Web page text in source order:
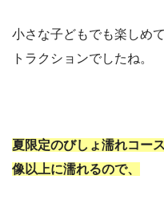
小さな子どもでも楽しめ
トラクションでしたね。
夏限定のびしょ濡れコー
像以上に濡れるので、